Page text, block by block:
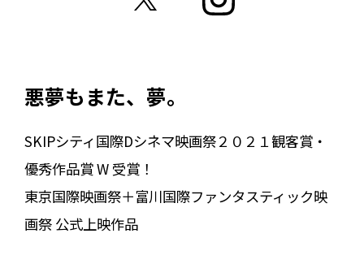
悪夢もまた、夢。
SKIPシティ国際Dシネマ映画祭２０２１観客賞・
優秀作品賞 W 受賞！
東京国際映画祭＋富川国際ファンタスティック映
画祭 公式上映作品